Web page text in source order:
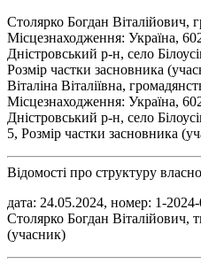
Столярко Богдан Віталійович,
Місцезнаходження: Україна,
Дністровський р-н, село
Розмір частки засновника
Віталіна Віталіївна,
Місцезнаходження: Україна,
Дністровський р-н, село
5, Розмір частки засновника
Відомості про структуру
дата: 24.05.2024, номер: 1-
Столярко Богдан Віталійович,
(учасник)